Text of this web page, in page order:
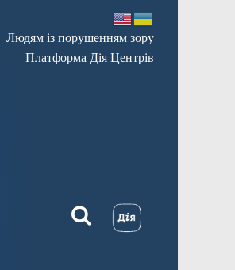
Людям із порушенням зору
Платформа Дія Центрів